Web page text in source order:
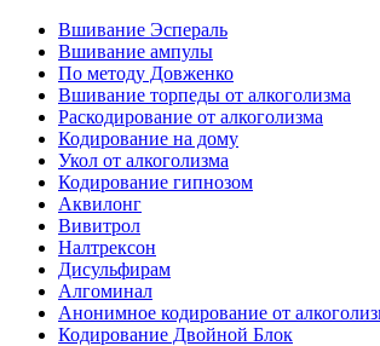
Вшивание Эспераль
Вшивание ампулы
По методу Довженко
Вшивание торпеды от алкоголизма
Раскодирование от алкоголизма
Кодирование на дому
Укол от алкоголизма
Кодирование гипнозом
Аквилонг
Вивитрол
Налтрексон
Дисульфирам
Алгоминал
Анонимное кодирование от
Кодирование Двойной Блок